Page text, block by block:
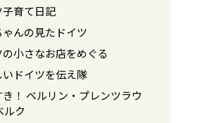
子育て日記
ゃんの見たドイツ
の小さなお店をめぐる
ドイツを伝え隊
！ ベルリン・プレンツラウ
ルク